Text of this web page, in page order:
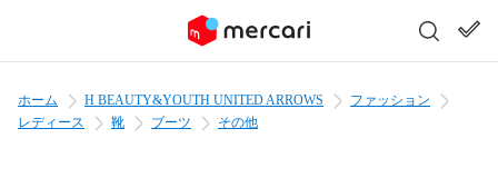
ホーム H BEAUTY&YOUTH UNITED ARROWS
ファッション
レディース
靴 ブーツ その他